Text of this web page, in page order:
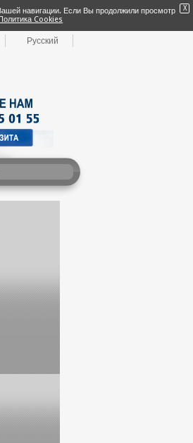
X
навигации. Если Вы продолжили просмотр
Cookies
Русский